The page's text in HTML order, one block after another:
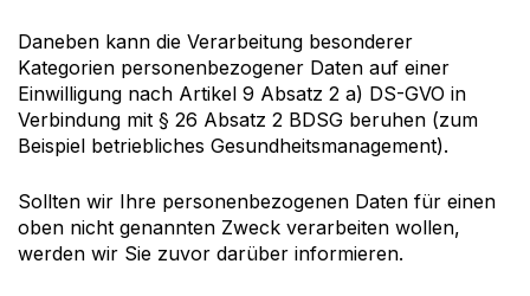
Daneben kann die Verarbeitung besonderer
Kategorien personenbezogener Daten auf einer
Einwilligung nach Artikel 9 Absatz 2 a) DS-GVO in
Verbindung mit § 26 Absatz 2 BDSG beruhen (zum
Beispiel betriebliches Gesundheitsmanagement).
Sollten wir Ihre personenbezogenen Daten für einen
oben nicht genannten Zweck verarbeiten wollen,
werden wir Sie zuvor darüber informieren.